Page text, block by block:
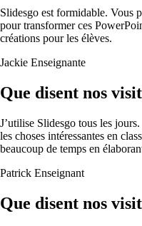
Slidesgo est formidable. Vous
pour transformer ces
créations pour les élèves.
Jackie Enseignante
Que disent nos
J’utilise Slidesgo tous les
les choses intéressantes en
beaucoup de temps en
Patrick Enseignant
Que disent nos